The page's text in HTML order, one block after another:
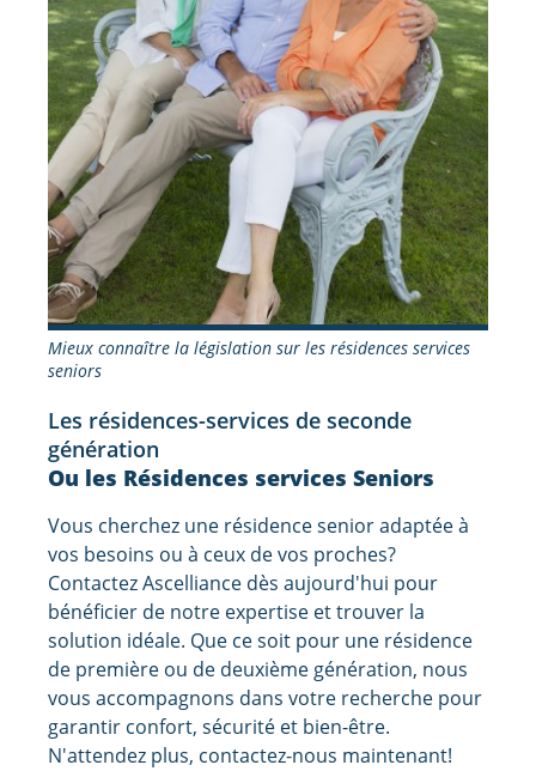
Mieux connaître la législation sur les résidences services
seniors
Les résidences-services de seconde
génération
Ou les Résidences services Seniors
Vous cherchez une résidence senior adaptée à
vos besoins ou à ceux de vos proches?
Contactez Ascelliance dès aujourd'hui pour
bénéficier de notre expertise et trouver la
solution idéale. Que ce soit pour une résidence
de première ou de deuxième génération, nous
vous accompagnons dans votre recherche pour
garantir confort, sécurité et bien-être.
N'attendez plus, contactez-nous maintenant!